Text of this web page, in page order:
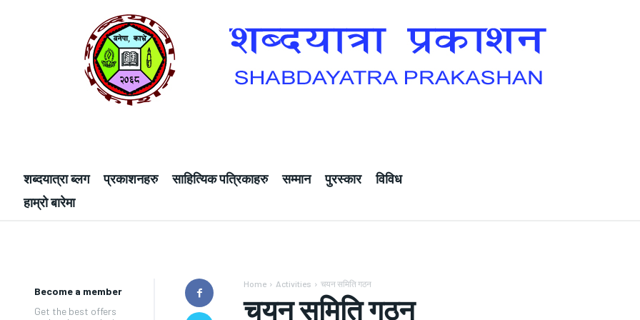
शब्दयात्रा ब्लग प्रकाशनहरु साहित्यिक पत्रिकाहरु सम्मान पुरस्कार
विविध
हाम्रो बारेमा
Become a member
Get the best offers
Home Activities चयन समिति गठन
चयन समिति गठन